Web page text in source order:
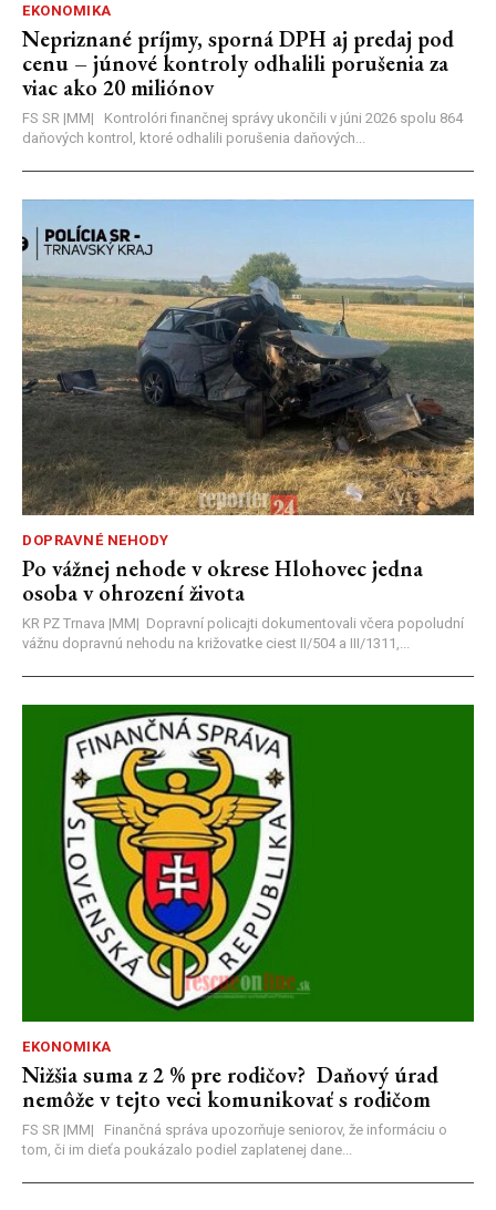
EKONOMIKA
Nepriznané príjmy, sporná DPH aj predaj pod
cenu – júnové kontroly odhalili porušenia za
viac ako 20 miliónov
FS SR |MM| Kontrolóri finančnej správy ukončili v júni 2026 spolu 864
daňových kontrol, ktoré odhalili porušenia daňových...
DOPRAVNÉ NEHODY
Po vážnej nehode v okrese Hlohovec jedna
osoba v ohrození života
KR PZ Trnava |MM| Dopravní policajti dokumentovali včera popoludní
vážnu dopravnú nehodu na križovatke ciest II/504 a III/1311,...
EKONOMIKA
Nižšia suma z 2 % pre rodičov? Daňový úrad
nemôže v tejto veci komunikovať s rodičom
FS SR |MM| Finančná správa upozorňuje seniorov, že informáciu o
tom, či im dieťa poukázalo podiel zaplatenej dane...